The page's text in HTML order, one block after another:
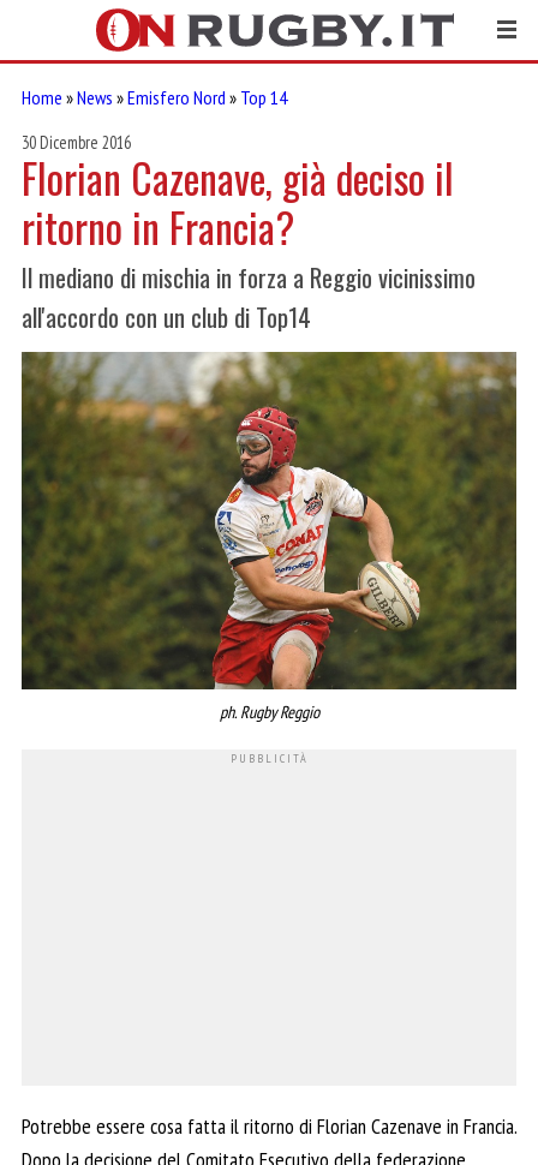
Home »News »Emisfero Nord » Top 14
30 Dicembre 2016
Florian Cazenave, già deciso il
ritorno in Francia?
Il mediano di mischia in forza a Reggio vicinissimo
all'accordo con un club di Top14
ph. Rugby Reggio
Potrebbe essere cosa fatta il ritorno di Florian Cazenave in Francia.
Dopo la decisione del Comitato Esecutivo della federazione